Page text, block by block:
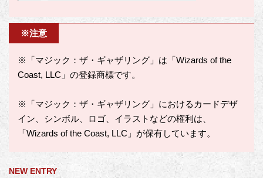
※注意
※「マジック：ザ・ギャザリング」は「Wizards of the
Coast, LLC」の登録商標です。
※「マジック：ザ・ギャザリング」におけるカードデザ
イン、シンボル、ロゴ、イラストなどの権利は、
「Wizards of the Coast, LLC」が保有しています。
NEW ENTRY